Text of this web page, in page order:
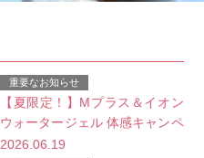
重要なお知らせ
【夏限定！】Mプラス＆イオン
ウォータージェル 体感キャンペ
ーンのお知らせ
2026.06.19